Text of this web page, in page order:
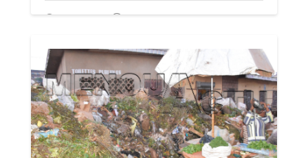
03/11/17 Par MenouActu 0